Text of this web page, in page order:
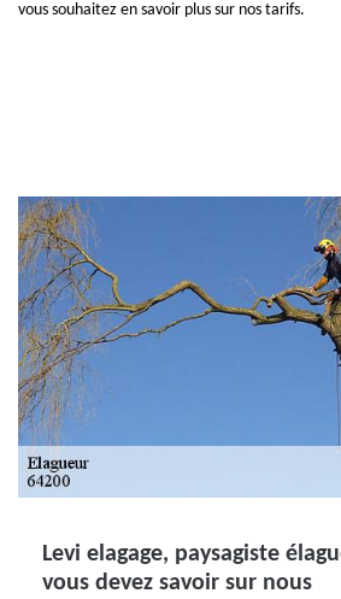
vous souhaitez en savoir plus sur nos tarifs.
Levi elagage, paysagiste
vous devez savoir sur nous